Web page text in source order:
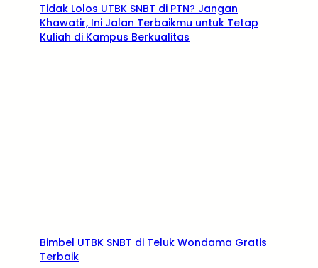
Tidak Lolos UTBK SNBT di PTN? Jangan
Khawatir, Ini Jalan Terbaikmu untuk Tetap
Kuliah di Kampus Berkualitas
Bimbel UTBK SNBT di Teluk Wondama Gratis
Terbaik